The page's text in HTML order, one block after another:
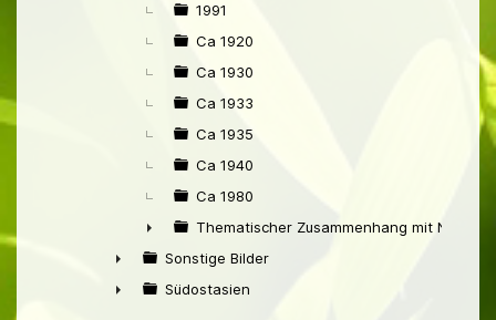
►
1991
Ca 1920
Ca 1930
Ca 1933
Ca 1935
Ca 1940
Ca 1980
►
Thematischer Zusammenhang mit Niederl
►
Sonstige Bilder
Südostasien